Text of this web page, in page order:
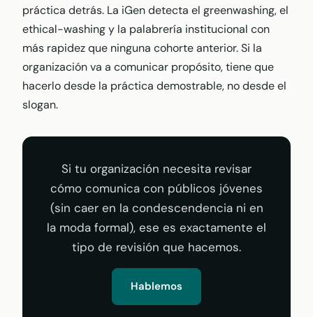
práctica detrás. La iGen detecta el greenwashing, el
ethical-washing y la palabrería institucional con
más rapidez que ninguna cohorte anterior. Si la
organización va a comunicar propósito, tiene que
hacerlo desde la práctica demostrable, no desde el
slogan.
Si tu organización necesita revisar
cómo comunica con públicos jóvenes
(sin caer en la condescendencia ni en
la moda formal), ese es exactamente el
tipo de revisión que hacemos.
Hablemos